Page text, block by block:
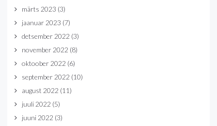
märts 2023 (3)
jaanuar 2023 (7)
detsember 2022 (3)
november 2022 (8)
oktoober 2022 (6)
september 2022 (10)
august 2022 (11)
juuli 2022 (5)
juuni 2022 (3)